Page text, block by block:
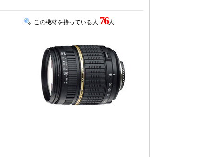
この機材を持っている人 76人